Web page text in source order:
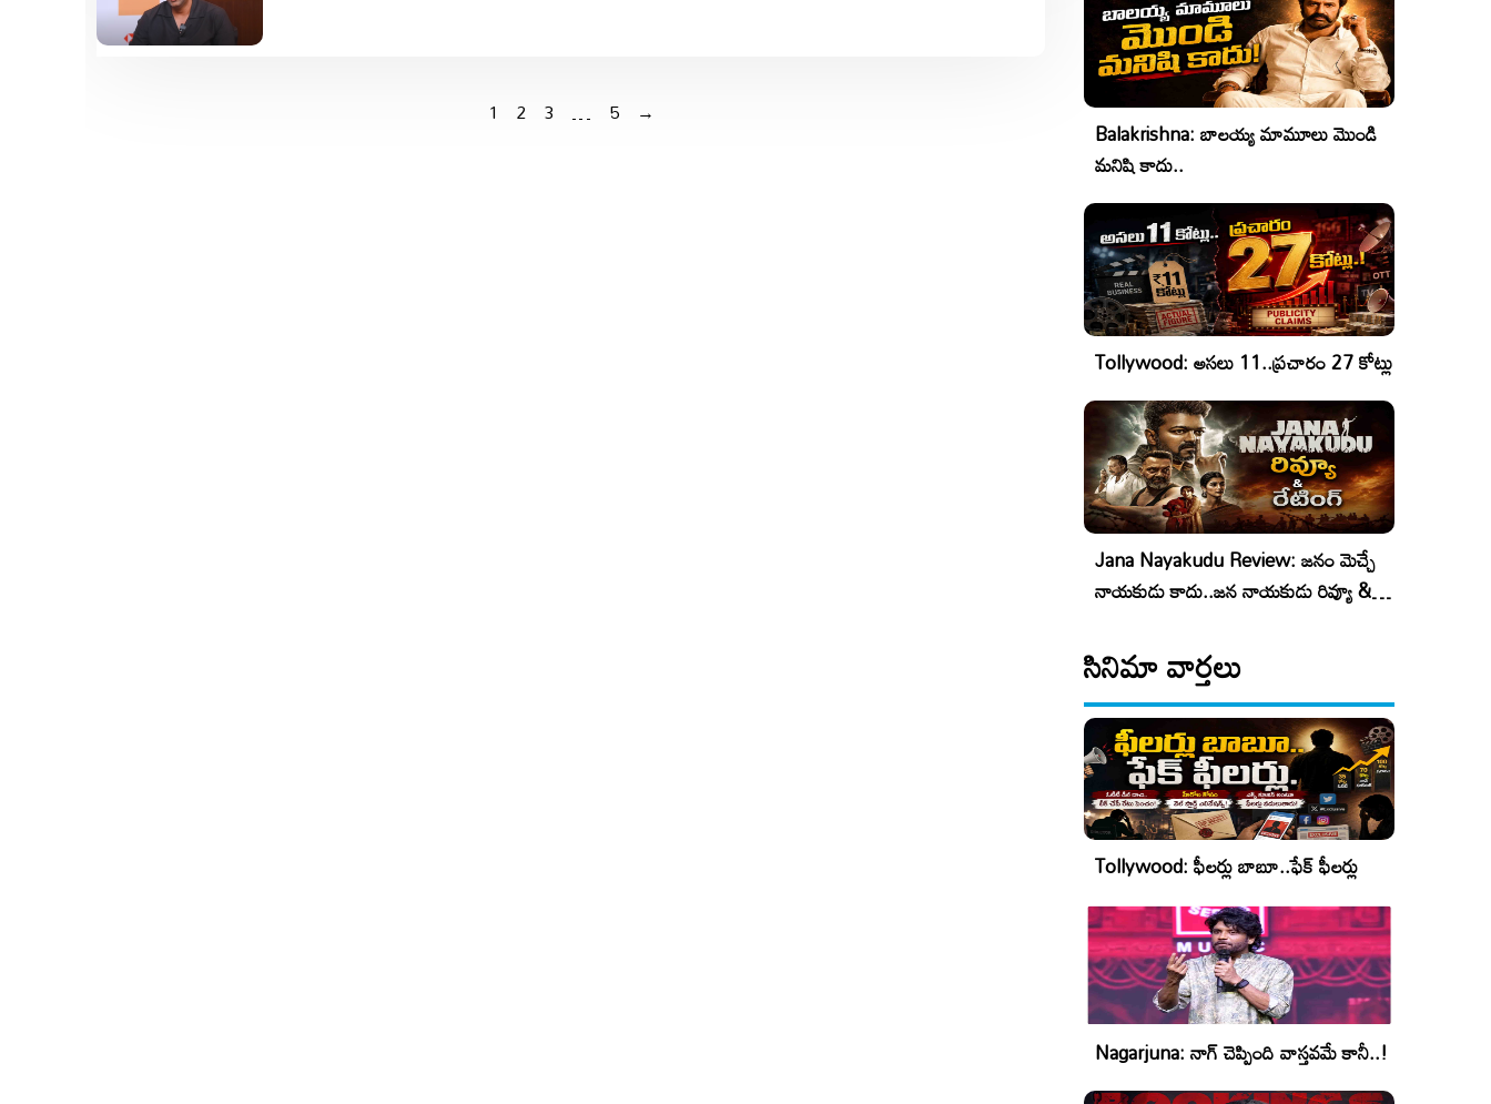
1 2 3 … 5 →
Balakrishna: బాలయ్య మామూలు మొండి
మనిషి కాదు..
Tollywood: అసలు 11..ప్రచారం 27 కోట్లు
Jana Nayakudu Review: జనం మెచ్చే
నాయకుడు కాదు..జన నాయకుడు రివ్యూ &
సినిమా వార్తలు
Tollywood: ఫీలర్లు బాబూ..ఫేక్ ఫీలర్లు
Nagarjuna: నాగ్ చెప్పింది వాస్తవమే కానీ..!